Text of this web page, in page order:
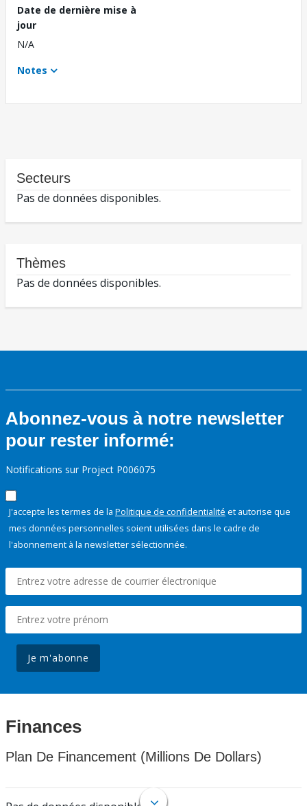
Date de dernière mise à
jour
N/A
Notes
Secteurs
Pas de données disponibles.
Thèmes
Pas de données disponibles.
Abonnez-vous à notre newsletter
pour rester informé:
Notifications sur Project P006075
J'accepte les termes de la Politique de confidentialité et autorise que
mes données personnelles soient utilisées dans le cadre de
l'abonnement à la newsletter sélectionnée.
Je m'abonne
Finances
Plan De Financement (Millions De Dollars)